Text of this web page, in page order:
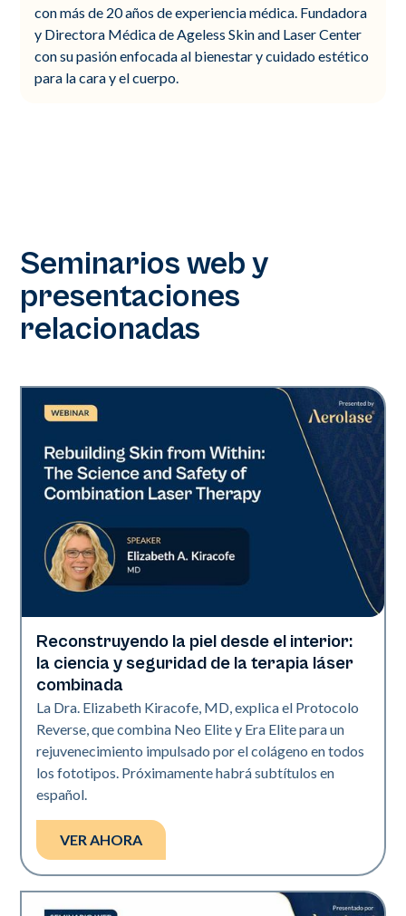
con más de 20 años de experiencia médica. Fundadora
y Directora Médica de Ageless Skin and Laser Center
con su pasión enfocada al bienestar y cuidado estético
para la cara y el cuerpo.
Seminarios web y
presentaciones
relacionadas
Neo + Era
Reconstruyendo la piel desde el interior:
la ciencia y seguridad de la terapia láser
combinada
La Dra. Elizabeth Kiracofe, MD, explica el Protocolo
Reverse, que combina Neo Elite y Era Elite para un
rejuvenecimiento impulsado por el colágeno en todos
los fototipos. Próximamente habrá subtítulos en
español.
VER AHORA